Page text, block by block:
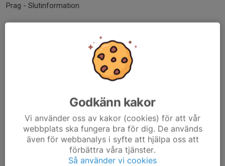
Prag - Slutinformation
och sex ledare som åker ner.
Ni hittar den information som Sävehof tidigare skickat ut
. Där står bl.a....
Förslag på packlista
14 apr 2025
0 kommentarer
Godkänn kakor
Vi använder oss av kakor (cookies) för att vår
webbplats ska fungera bra för dig. De används
även för webbanalys i syfte att hjälpa oss att
förbättra våra tjänster.
Så använder vi cookies